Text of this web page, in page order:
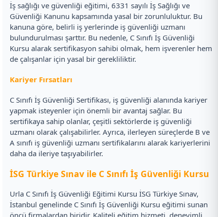
İş sağlığı ve güvenliği eğitimi, 6331 sayılı İş Sağlığı ve
Güvenliği Kanunu kapsamında yasal bir zorunluluktur. Bu
kanuna göre, belirli iş yerlerinde iş güvenliği uzmanı
bulundurulması şarttır. Bu nedenle, C Sınıfı İş Güvenliği
Kursu alarak sertifikasyon sahibi olmak, hem işverenler hem
de çalışanlar için yasal bir gerekliliktir.
Kariyer Fırsatları
C Sınıfı İş Güvenliği Sertifikası, iş güvenliği alanında kariyer
yapmak isteyenler için önemli bir avantaj sağlar. Bu
sertifikaya sahip olanlar, çeşitli sektörlerde iş güvenliği
uzmanı olarak çalışabilirler. Ayrıca, ilerleyen süreçlerde B ve
A sınıfı iş güvenliği uzmanı sertifikalarını alarak kariyerlerini
daha da ileriye taşıyabilirler.
İSG Türkiye Sınav ile C Sınıfı İş Güvenliği Kursu
Urla C Sınıfı İş Güvenliği Eğitimi Kursu İSG Türkiye Sınav,
İstanbul genelinde C Sınıfı İş Güvenliği Kursu eğitimi sunan